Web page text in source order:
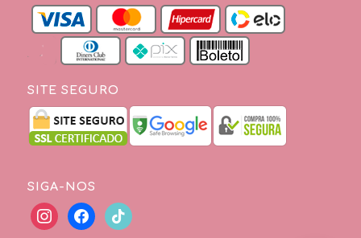
SITE SEGURO
SIGA-NOS